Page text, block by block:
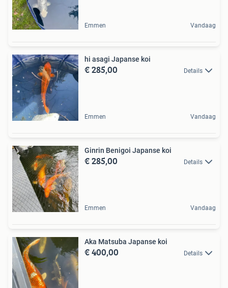
Emmen Vandaag
hi asagi Japanse koi
€ 285,00 Details
Emmen Vandaag
Ginrin Benigoi Japanse koi
€ 285,00 Details
Emmen Vandaag
Aka Matsuba Japanse koi
€ 400,00 Details